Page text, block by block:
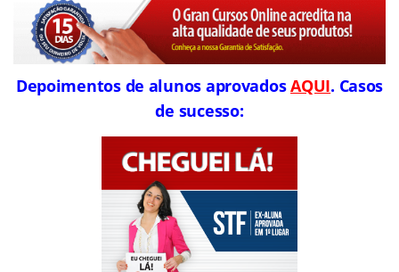
Depoimentos de alunos aprovadosAQUI. Casos
de sucesso: